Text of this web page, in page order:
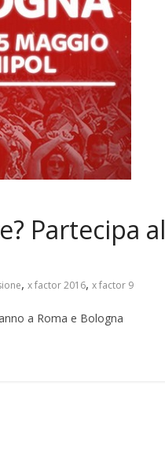
Partecipa al
, x factor 2016, x factor 9
a Roma e Bologna